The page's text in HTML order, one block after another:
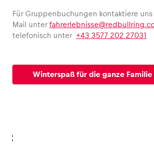
Glossar
Für Gruppenbuchungen kontaktiere uns
Mail unter
telefonisch unter +43 3577 202 27031
Winterspaß für die ganze Familie